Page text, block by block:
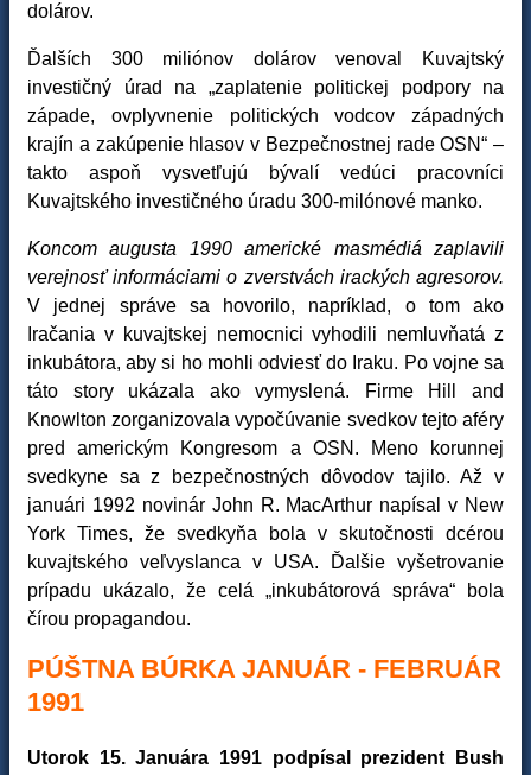
dolárov.
Ďalších 300 miliónov dolárov venoval Kuvajtský
investičný úrad na „zaplatenie politickej podpory na
západe, ovplyvnenie politických vodcov západných
krajín a zakúpenie hlasov v Bezpečnostnej rade OSN“ –
takto aspoň vysvetľujú bývalí vedúci pracovníci
Kuvajtského investičného úradu 300-milónové manko.
Koncom augusta 1990 americké masmédiá zaplavili
verejnosť informáciami o zverstvách irackých agresorov.
V jednej správe sa hovorilo, napríklad, o tom ako
Iračania v kuvajtskej nemocnici vyhodili nemluvňatá z
inkubátora, aby si ho mohli odviesť do Iraku. Po vojne sa
táto story ukázala ako vymyslená. Firme Hill and
Knowlton zorganizovala vypočúvanie svedkov tejto aféry
pred americkým Kongresom a OSN. Meno korunnej
svedkyne sa z bezpečnostných dôvodov tajilo. Až v
januári 1992 novinár John R. MacArthur napísal v New
York Times, že svedkyňa bola v skutočnosti dcérou
kuvajtského veľvyslanca v USA. Ďalšie vyšetrovanie
prípadu ukázalo, že celá „inkubátorová správa“ bola
čírou propagandou.
PÚŠTNA BÚRKA JANUÁR - FEBRUÁR
1991
Utorok 15. Januára 1991 podpísal prezident Bush